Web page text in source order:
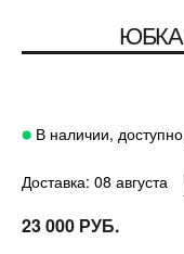
ЮБКА
В наличии,
Доставка: 08 августа
23 000 РУБ.